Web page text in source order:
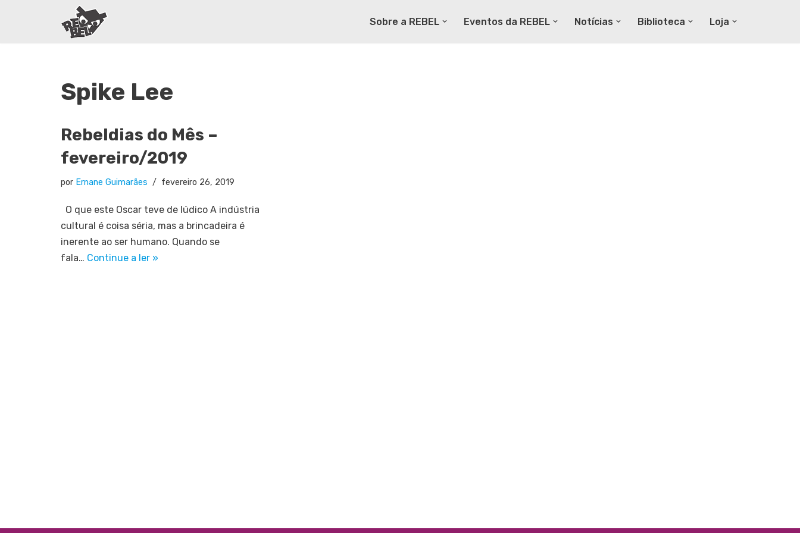
Sobre a REBEL Eventos da REBEL Notícias Biblioteca Loja
Spike Lee
Rebeldias do Mês –
fevereiro/2019
por Ernane Guimarães fevereiro 26, 2019
O que este Oscar teve de lúdico A indústria
cultural é coisa séria, mas a brincadeira é
inerente ao ser humano. Quando se
fala… Continue a ler »